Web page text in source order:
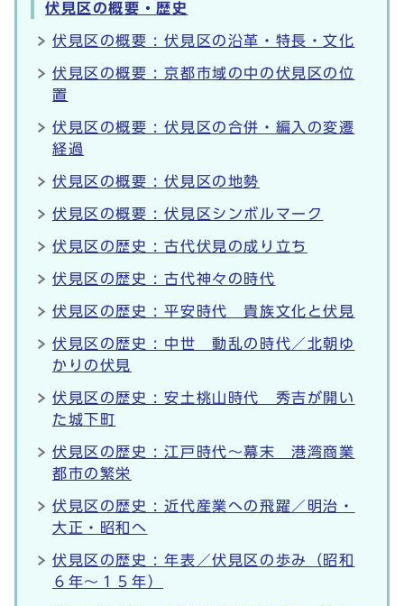
伏見区の概要・歴史
伏見区の概要 : 伏見区の沿革・特長・文化
伏見区の概要 : 京都市域の中の伏見区の位
置
伏見区の概要 : 伏見区の合併・編入の変遷
経過
伏見区の概要 : 伏見区の地勢
伏見区の概要 : 伏見区シンボルマーク
伏見区の歴史 : 古代伏見の成り立ち
伏見区の歴史 : 古代神々の時代
伏見区の歴史 : 平安時代 貴族文化と伏見
伏見区の歴史 : 中世 動乱の時代／北朝ゆ
かりの伏見
伏見区の歴史 : 安土桃山時代 秀吉が開い
た城下町
伏見区の歴史 : 江戸時代～幕末 港湾商業
都市の繁栄
伏見区の歴史 : 近代産業への飛躍／明治・
大正・昭和へ
伏見区の歴史 : 年表／伏見区の歩み（昭和
６年～１５年）